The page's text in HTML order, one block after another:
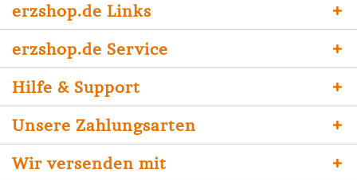
erzshop.de Links
erzshop.de Service
Hilfe & Support
Unsere Zahlungsarten
Wir versenden mit